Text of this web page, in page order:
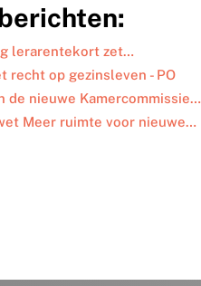
lerarentekort zet…
recht op gezinsleven - PO
de nieuwe Kamercommissie…
Meer ruimte voor nieuwe…